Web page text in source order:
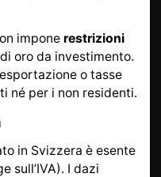
impone restrizioni
oro da investimento.
o tasse
né per i non residenti.
in Svizzera è esente
sull’IVA). I ​​dazi